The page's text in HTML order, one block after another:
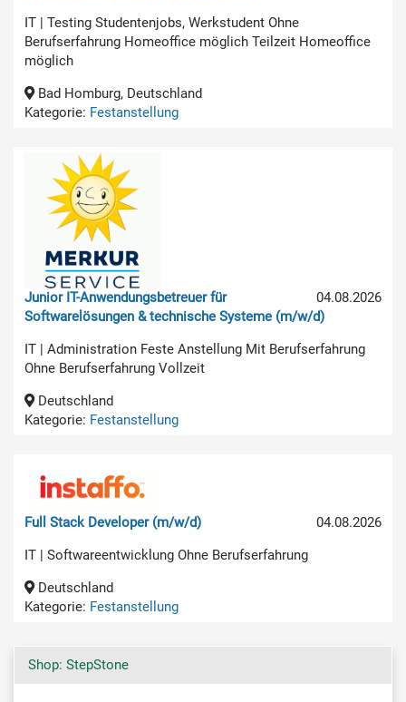
IT | Testing Studentenjobs, Werkstudent Ohne
Berufserfahrung Homeoffice möglich Teilzeit Homeoffice
möglich
Bad Homburg, Deutschland
Kategorie: Festanstellung
04.08.2026
Junior IT-Anwendungsbetreuer für
Softwarelösungen & technische Systeme (m/w/d)
IT | Administration Feste Anstellung Mit Berufserfahrung
Ohne Berufserfahrung Vollzeit
Deutschland
Kategorie: Festanstellung
04.08.2026
Full Stack Developer (m/w/d)
IT | Softwareentwicklung Ohne Berufserfahrung
Deutschland
Kategorie: Festanstellung
Shop: StepStone